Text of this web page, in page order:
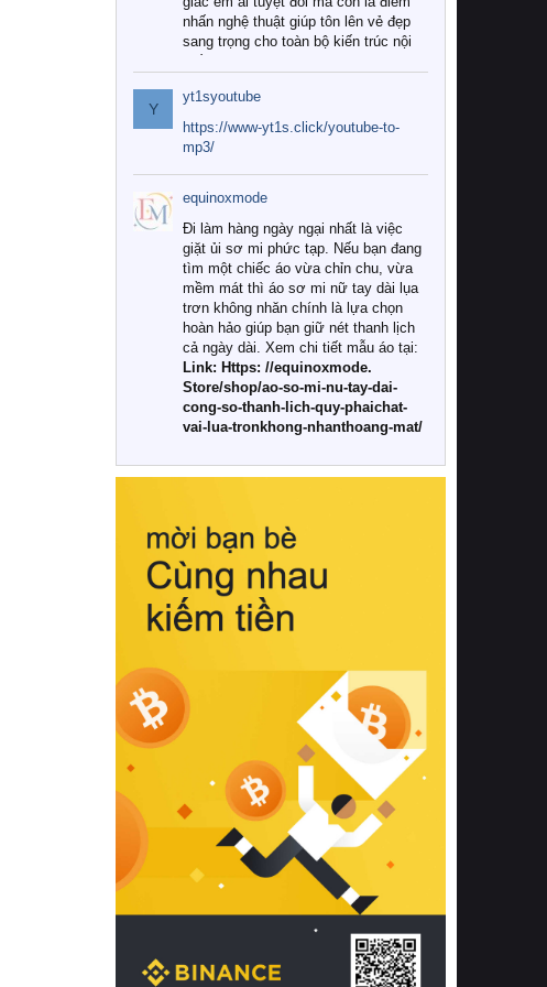
nhấn nghệ thuật giúp tôn lên vẻ đẹp
sang trọng cho toàn bộ kiến trúc nội
Tuy nhiên, giữa thị trường đa dạng
với vô vàn thương hiệu và mẫu mã
như hiện nay, làm thế nào để chọn
được những bộ chăn ga gối đệm cao
cấp thực sự chất lượng, phù hợp với
khí hậu và nhu cầu sử dụng của gia
đình? Hãy cùng chúng tôi đi tìm lời
giải đáp chi tiết qua bài viết dưới đây.
1. Tại sao các gia đình hiện đại lại ưa
chuộng chăn ga gối đệm cao cấp?
Khác với các dòng sản phẩm thông
thường, những bộ chăn ga gối đệm
cao cấp trải qua quy trình sản xuất
nghiêm ngặt từ khâu chọn lọc nguyên
liệu tự nhiên đến công nghệ dệt
nhuộm hiện đại không chứa hóa chất
này, bạn sẽ cảm nhận rõ rệt sự khác
hồi chuẩn xác của phần đệm nâng đỡ
cột sống.
Bên cạnh đó, việc lựa chọn các dòng
sản phẩm đạt chuẩn chất lượng quốc
tế còn giúp ngăn ngừa tình trạng kích
khuẩn và nấm mốc trong điều kiện
thời tiết nóng ẩm. Bạn có thể tìm hiểu
thêm các nghiên cứu khoa học về tác
động của giấc ngủ và môi trường
phòng ngủ đối với sức khỏe con
người tại Sleep Foundation (External
Link) để có cái nhìn toàn diện hơn.
2. Các tiêu chí vàng khi lựa chọn
chăn ga gối đệm cao cấp cho phòng
ngủ
Để sở hữu một bộ chăn ga gối đệm
cao cấp hoàn hảo cả về thẩm mỹ lẫn
công năng, người tiêu dùng cần cân
nhắc kỹ lưỡng các tiêu chí quan trọng
Y
yt1syoutube
https://www-yt1s.click/youtube-to-
mp3/
equinoxmode
Đi làm hàng ngày ngại nhất là việc
giặt ủi sơ mi phức tạp. Nếu bạn đang
tìm một chiếc áo vừa chỉn chu, vừa
mềm mát thì áo sơ mi nữ tay dài lụa
trơn không nhăn chính là lựa chọn
hoàn hảo giúp bạn giữ nét thanh lịch
cả ngày dài. Xem chi tiết mẫu áo tại:
Link: Https: //equinoxmode.
Store/shop/ao-so-mi-nu-tay-dai-
cong-so-thanh-lich-quy-phaichat-
vai-lua-tronkhong-nhanthoang-mat/